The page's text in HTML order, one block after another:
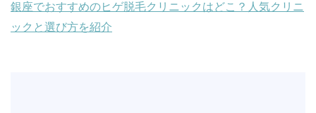
銀座でおすすめのヒゲ脱毛クリニックはどこ？人気クリニ
ックと選び方を紹介